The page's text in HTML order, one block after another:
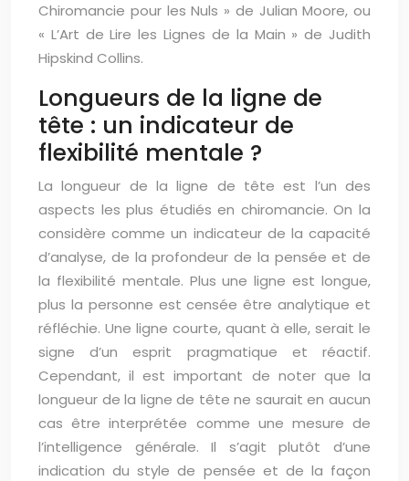
Chiromancie pour les Nuls » de Julian Moore, ou
« L’Art de Lire les Lignes de la Main » de Judith
Hipskind Collins.
Longueurs de la ligne de
tête : un indicateur de
flexibilité mentale ?
La longueur de la ligne de tête est l’un des
aspects les plus étudiés en chiromancie. On la
considère comme un indicateur de la capacité
d’analyse, de la profondeur de la pensée et de
la flexibilité mentale. Plus une ligne est longue,
plus la personne est censée être analytique et
réfléchie. Une ligne courte, quant à elle, serait le
signe d’un esprit pragmatique et réactif.
Cependant, il est important de noter que la
longueur de la ligne de tête ne saurait en aucun
cas être interprétée comme une mesure de
l’intelligence générale. Il s’agit plutôt d’une
indication du style de pensée et de la façon